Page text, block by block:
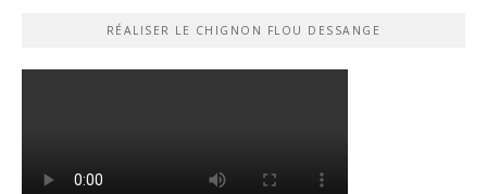
RÉALISER LE CHIGNON FLOU DESSANGE